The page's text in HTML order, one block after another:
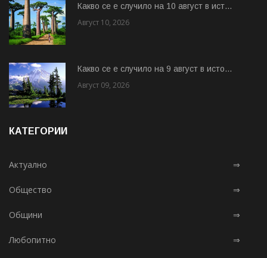
Какво се е случило на 10 август в ист...
Август 10, 2026
Какво се е случило на 9 август в исто...
Август 09, 2026
КАТЕГОРИИ
Актуално ⇒
Общество ⇒
Общини ⇒
Любопитно ⇒